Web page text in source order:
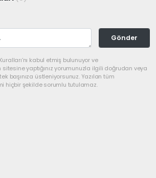
Gönder
kabul etmiş bulunuyor ve
yaptığınız yorumunuzla ilgili doğrudan veya
başınıza üstleniyorsunuz. Yazılan tüm
hiçbir şekilde sorumlu tutulamaz.